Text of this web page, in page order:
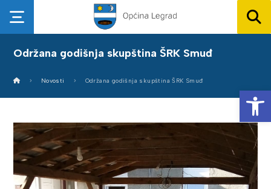
Održana godišnja skupština ŠRK Smuđ
Novosti Održana godišnja skupština ŠRK Smuđ